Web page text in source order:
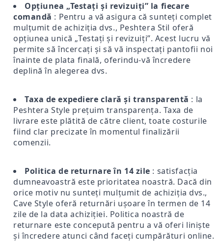
Opțiunea „Testați și revizuiți” la fiecare
comandă : Pentru a vă asigura că sunteți complet
mulțumit de achiziția dvs., Peshtera Stil oferă
opțiunea unică „Testați și revizuiți”. Acest lucru vă
permite să încercați și să vă inspectați pantofii noi
înainte de plata finală, oferindu-vă încredere
deplină în alegerea dvs.
Taxa de expediere clară și transparentă : la
Peshtera Style prețuim transparența. Taxa de
livrare este plătită de către client, toate costurile
fiind clar precizate în momentul finalizării
comenzii.
Politica de returnare în 14 zile : satisfacția
dumneavoastră este prioritatea noastră. Dacă din
orice motiv nu sunteți mulțumit de achiziția dvs.,
Cave Style oferă returnări ușoare în termen de 14
zile de la data achiziției. Politica noastră de
returnare este concepută pentru a vă oferi liniște
și încredere atunci când faceți cumpărături online.